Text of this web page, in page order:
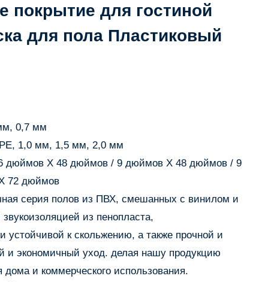
покрытие для гостиной
для пола Пластиковый
0,7 мм
1,0 мм, 1,5 мм, 2,0 мм
дюймов X 48 дюймов / 9 дюймов X 48 дюймов / 9
72 дюймов
серия полов из ПВХ, смешанных с винилом и
из пенопласта,
устойчивой к скольжению, а также прочной и
и экономичный уход. делая нашу продукцию
и коммерческого использования.